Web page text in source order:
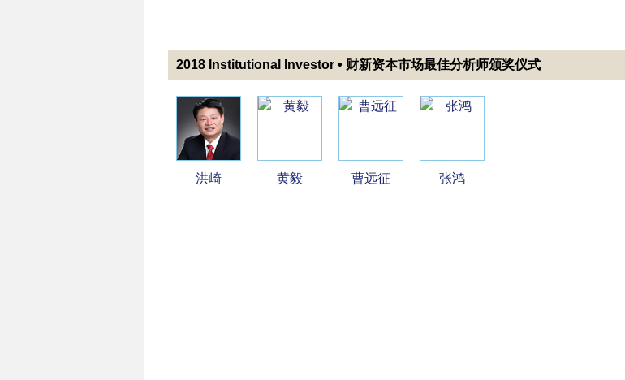
2018 Institutional Investor • 财新资本市场最佳分析师颁奖仪式
洪崎 黄毅 曹远征 张鸿